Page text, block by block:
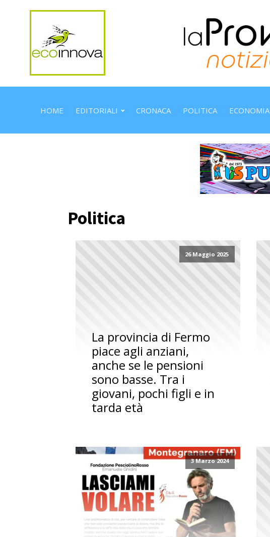
HOME EDITORIALI CRONACA POLITICA ECONOMIA
Politica
26 Maggio 2025
La provincia di Fermo
piace agli anziani,
anche se le pensioni
sono basse. Tra i
giovani, pochi figli e in
tarda età
3 Marzo 2024